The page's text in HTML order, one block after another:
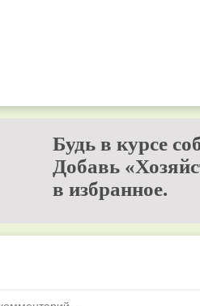
Будь в курсе
Добавь
в избранное.